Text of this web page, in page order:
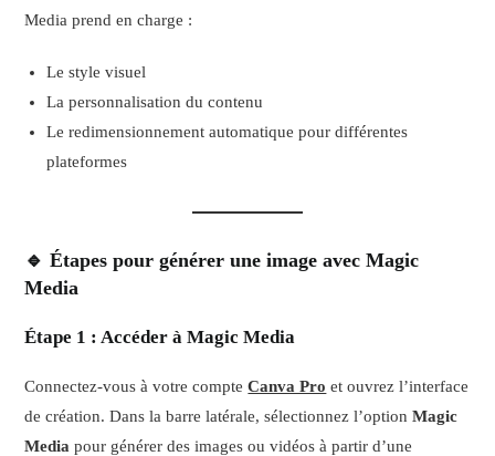
Media prend en charge :
Le style visuel
La personnalisation du contenu
Le redimensionnement automatique pour différentes
plateformes
🔹 Étapes pour générer une image avec Magic
Media
Étape 1 : Accéder à Magic Media
Connectez-vous à votre compteCanva Pro et ouvrez l’interface
de création. Dans la barre latérale, sélectionnez l’optionMagic
Media pour générer des images ou vidéos à partir d’une